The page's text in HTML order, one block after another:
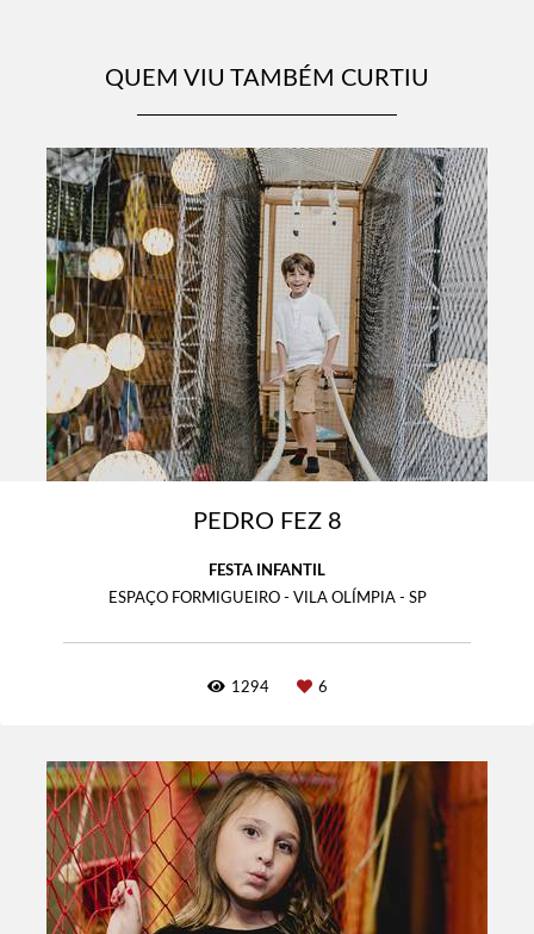
QUEM VIU TAMBÉM CURTIU
PEDRO FEZ 8
FESTA INFANTIL
ESPAÇO FORMIGUEIRO - VILA OLÍMPIA - SP
1294 6